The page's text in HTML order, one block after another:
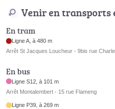
Venir en transports
En tram
Ligne A, à 480 m
Arrêt St Jacques Loucheur - 9bis rue
En bus
Ligne S12, à 101 m
Arrêt Montalembert - 15 rue Flameng
Ligne P39, à 269 m